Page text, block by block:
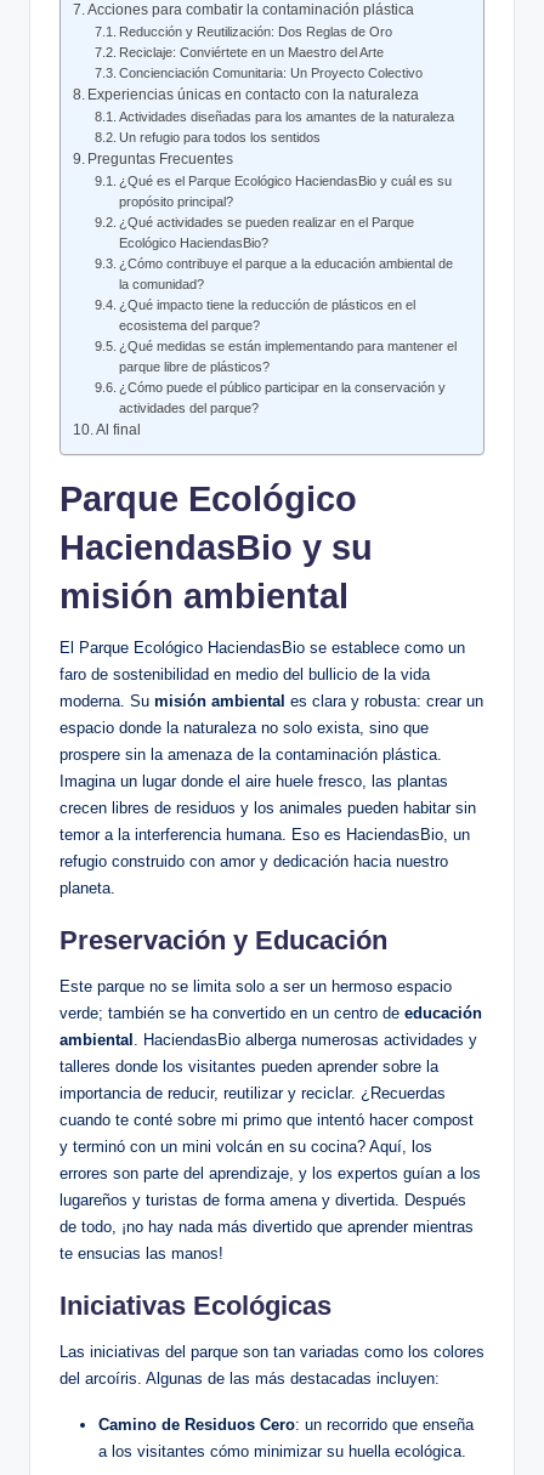
Acciones para combatir la contaminación plástica
Reducción y Reutilización: Dos Reglas de Oro
Reciclaje: Conviértete en un Maestro del Arte
Concienciación Comunitaria: Un Proyecto Colectivo
Experiencias únicas en contacto con la naturaleza
Actividades diseñadas para los amantes de la naturaleza
Un refugio para todos los sentidos
Preguntas Frecuentes
¿Qué es el Parque Ecológico HaciendasBio y cuál es su
propósito principal?
¿Qué actividades se pueden realizar en el Parque
Ecológico HaciendasBio?
¿Cómo contribuye el parque a la educación ambiental de
la comunidad?
¿Qué impacto tiene la reducción de plásticos en el
ecosistema del parque?
¿Qué medidas se están implementando para mantener el
parque libre de plásticos?
¿Cómo puede el público participar en la conservación y
actividades del parque?
Al final
Parque Ecológico
HaciendasBio y su
misión ambiental
El Parque Ecológico HaciendasBio se establece como un
faro de sostenibilidad en medio del bullicio de la vida
moderna. Su misión ambiental es clara y robusta: crear un
espacio donde la naturaleza no solo exista, sino que
prospere sin la amenaza de la contaminación plástica.
Imagina un lugar donde el aire huele fresco, las plantas
crecen libres de residuos y los animales pueden habitar sin
temor a la interferencia humana. Eso es HaciendasBio, un
refugio construido con amor y dedicación hacia nuestro
planeta.
Preservación y Educación
Este parque no se limita solo a ser un hermoso espacio
verde; también se ha convertido en un centro de educación
ambiental . HaciendasBio alberga numerosas actividades y
talleres donde los visitantes pueden aprender sobre la
importancia de reducir, reutilizar y reciclar. ¿Recuerdas
cuando te conté sobre mi primo que intentó hacer compost
y terminó con un mini volcán en su cocina? Aquí, los
errores son parte del aprendizaje, y los expertos guían a los
lugareños y turistas de forma amena y divertida. Después
de todo, ¡no hay nada más divertido que aprender mientras
te ensucias las manos!
Iniciativas Ecológicas
Las iniciativas del parque son tan variadas como los colores
del arcoíris. Algunas de las más destacadas incluyen:
Camino de Residuos Cero: un recorrido que enseña
a los visitantes cómo minimizar su huella ecológica.